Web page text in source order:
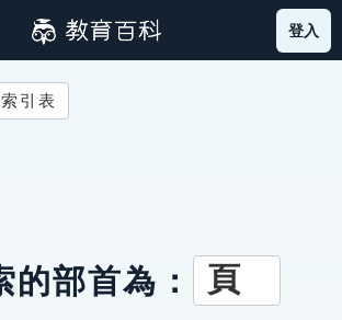
登入
引表
的部首為： 頁